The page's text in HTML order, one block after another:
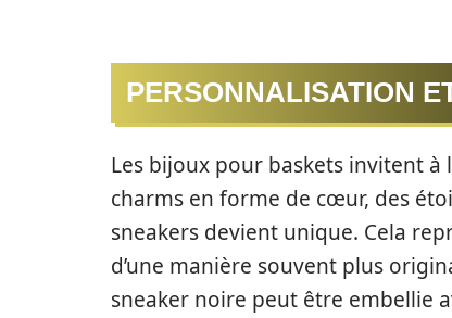
PERSONNALISATION
Les bijoux pour baskets invitent
charms en forme de cœur, des
sneakers devient unique. Cela
d’une manière souvent plus
sneaker noire peut être embellie